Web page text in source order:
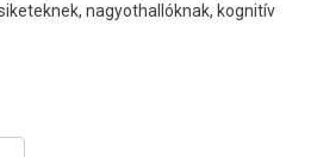
nagyothallóknak, kognitív